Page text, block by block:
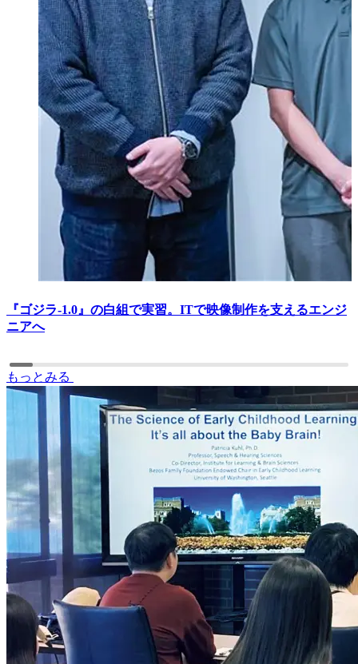
『ゴジラ-1.0』の白組で実習。ITで映像制作を支えるエンジ
ニアへ
もっとみる